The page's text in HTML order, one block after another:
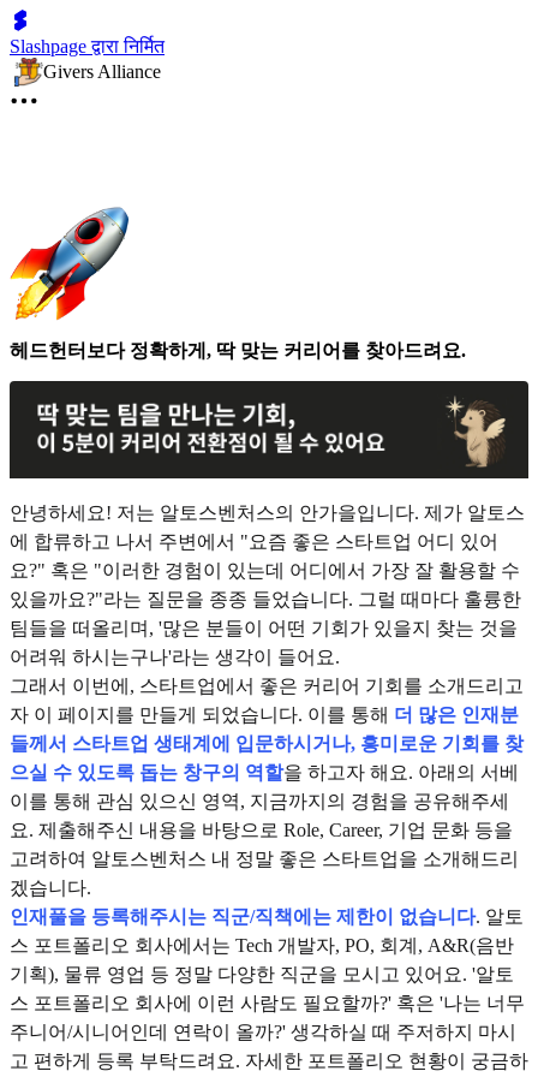
Slashpage द्वारा निर्मित
Givers Alliance
헤드헌터보다 정확하게, 딱 맞는 커리어를 찾아드려요.
안녕하세요! 저는 알토스벤처스의 안가을입니다. 제가 알토스
에 합류하고 나서 주변에서 "요즘 좋은 스타트업 어디 있어
요?" 혹은 "이러한 경험이 있는데 어디에서 가장 잘 활용할 수
있을까요?"라는 질문을 종종 들었습니다. 그럴 때마다 훌륭한
팀들을 떠올리며, '많은 분들이 어떤 기회가 있을지 찾는 것을
어려워 하시는구나'라는 생각이 들어요.
그래서 이번에, 스타트업에서 좋은 커리어 기회를 소개드리고
자 이 페이지를 만들게 되었습니다. 이를 통해 더 많은 인재분
들께서 스타트업 생태계에 입문하시거나, 흥미로운 기회를 찾
으실 수 있도록 돕는 창구의 역할을 하고자 해요. 아래의 서베
이를 통해 관심 있으신 영역, 지금까지의 경험을 공유해주세
요. 제출해주신 내용을 바탕으로 Role, Career, 기업 문화 등을
고려하여 알토스벤처스 내 정말 좋은 스타트업을 소개해드리
겠습니다.
인재풀을 등록해주시는 직군/직책에는 제한이 없습니다. 알토
스 포트폴리오 회사에서는 Tech 개발자, PO, 회계, A&R(음반
기획), 물류 영업 등 정말 다양한 직군을 모시고 있어요. '알토
스 포트폴리오 회사에 이런 사람도 필요할까?' 혹은 '나는 너무
주니어/시니어인데 연락이 올까?' 생각하실 때 주저하지 마시
고 편하게 등록 부탁드려요. 자세한 포트폴리오 현황이 궁금하